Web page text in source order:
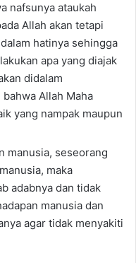
nafsunya ataukah
Allah akan tetapi
hatinya sehingga
apa yang diajak
didalam
bahwa Allah Maha
yang nampak maupun
manusia, seseorang
manusia, maka
adabnya dan tidak
manusia dan
agar tidak menyakiti